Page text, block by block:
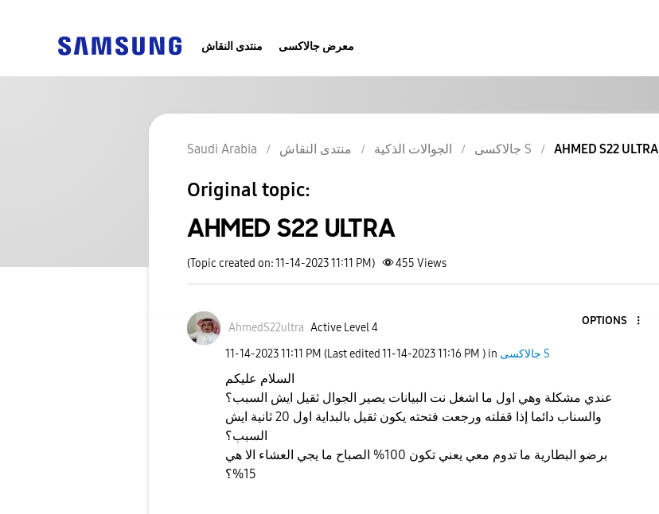
منتدى النقاش معرض جالاكسى
Saudi Arabia منتدى النقاش الجوالات الذكية جالاكسى S AHMED S22 ULTRA
Original topic:
AHMED S22 ULTRA
(Topic created on: 11-14-2023 11:11 PM) 455 Views
AhmedS22ultra Active Level 4
OPTIONS
‎11-14-202311:11 PM (Last edited ‎11-14-202311:16 PM ) in جالاكسى S
عندي مشكلة وهي اول ما اشغل نت البيانات يصير الجوال ثقيل ايش السبب؟
والسناب دائما إذا قفلته ورجعت فتحته يكون ثقيل بالبداية اول 20 ثانية ايش
السبب؟
برضو البطارية ما تدوم معي يعني تكون 100% الصباح ما يجي العشاء الا هي
15%؟